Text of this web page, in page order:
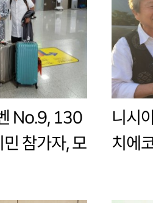
No.9, 130
참가자, 모
니시
치에